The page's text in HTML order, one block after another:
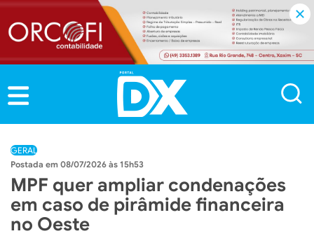
GERAL
08/07/2026 às 15h53
MPF quer ampliar condenações
em caso de pirâmide financeira
no Oeste